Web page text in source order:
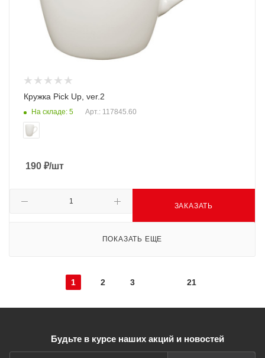
Кружка Pick Up, ver.2
На складе: 5 Арт.: 117845.60
190 ₽/шт
ЗАКАЗАТЬ
ПОКАЗАТЬ ЕЩЕ
1 2 3 21
Будьте в курсе наших акций и новостей